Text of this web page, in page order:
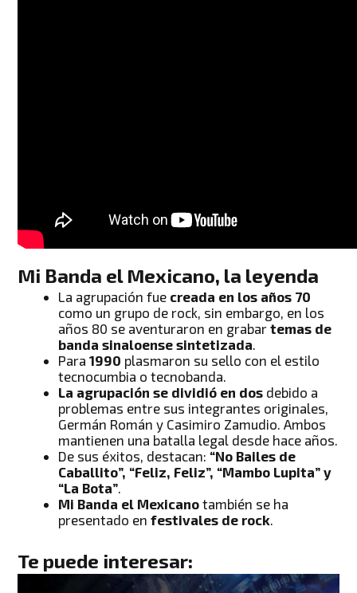
Mi Banda el Mexicano, la leyenda
La agrupación fue creada en los años 70
como un grupo de rock, sin embargo, en los
años 80 se aventuraron en grabar temas de
banda sinaloense sintetizada
Para1990 plasmaron su sello con el estilo
tecnocumbia o tecnobanda.
La agrupación se dividió en dos debido a
problemas entre sus integrantes originales,
Germán Román y Casimiro Zamudio. Ambos
mantienen una batalla legal desde hace años.
De sus éxitos, destacan: “No Bailes de
Caballito”, “Feliz, Feliz”, “Mambo Lupita” y
“La Bota”
Mi Banda el Mexicano también se ha
presentado enfestivales de rock
Te puede interesar: